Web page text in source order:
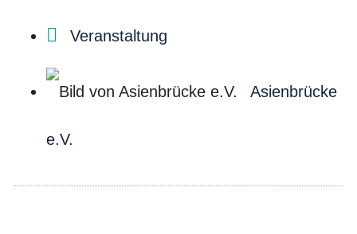
Veranstaltung
Asienbrücke
e.V.